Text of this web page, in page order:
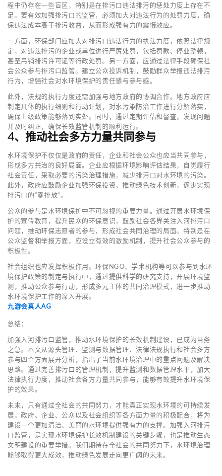
程中仍存在一些盲区，特别是在排污口违法排污的惩处力度上存在不
足。要有效加强排污口的监管，必须加大对违法行为的处罚力度，确
保违法成本高于排污收益，从而形成强有力的震慑效应。
一方面，环保部门应加大对排污口违法行为的执法力度，依照法律规
定，对违法排污的企业或单位进行严厉处罚，包括罚款、停业整顿，
甚至吊销排污许可证等行政处罚。另一方面，应通过法律手段确保社
会公众参与排污口监管。建立公众投诉机制，鼓励群众举报违法排污
行为，增强社会对水环境保护的责任感与参与感。
此外，法规的执行力度还需加强与地方政府的协调合作。地方政府应
制定具体的执行细则和行动计划，对水污染防治工作进行分解落实，
确保上级政策能够落到实处。同时，通过定期评估和督查，发现问题
并及时纠正，确保长效监管机制的顺利运行。
4、推动社会多方力量共同参与
水环境保护不仅仅是政府的责任，企业和社会公众也应当共同参与，
形成多方共治的良好局面。企业应根据环境影响评估结果，自觉履行
社会责任，采取必要的污染治理措施，减少排污口对水环境的污染。
此外，政府应鼓励企业加强环保投资，推动绿色技术创新，逐步实现
排污口的“零排放”。
公众的参与是水环境保护中不可忽视的重要力量。通过开展水环境保
护的宣传教育，提升民众的环保意识，鼓励社会各界关注入河排污口
问题，推动环保志愿者的参与，形成社会共同治理的局面。特别是在
公众监督和举报方面，应设立有效的激励机制，提升社会公众参与的
积极性。
社会组织也应发挥积极作用。环保NGO、学术机构等可以参与到水环
境保护政策的制定与执行中，通过提供科学的研究支持，开展环境监
测，推动公众参与行动，形成多元主体的共同治理模式，进一步推动
水环境保护工作的深入开展。
九游会真人AG
总结：
加强入河排污口监管，推动水环境保护的长效机制建设，已成为当务
之急。本文从源头管理、监测与数据管理、法律法规执行和社会多方
参与四个方面展开分析，指出了当前水环境治理中的重点问题及解决
思路。通过完善排污口的管理机制，提升监测和数据管理水平，加大
法律执行力度，推动社会各方力量共同参与，能够有效提升水环境保
护的效果。
未来，只有通过全社会的共同努力，才能真正实现水环境的可持续发
展。政府、企业、公众以及社会组织等各方面力量的积极配合，将为
建设一个更加清洁、美丽的水环境提供强有力的支撑。加强入河排污
口监管，是实现水环境保护长效机制建设的关键步骤，也是推动生态
文明建设的重要举措。我们期待在全社会的共同努力下，水环境治理
能够取得更大成效，推动绿色发展走向更广阔的未来。